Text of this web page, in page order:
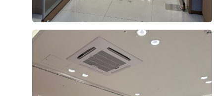
던 찰나에 알아보니 25년부터 시작한 신상 베뉴가 있더라
LED스크린이였어요. 다른 홀들은 빔프로젝트 마냥 스크린
이 작았는데 펠리체홀은 66인치 전면 스크린에 식이 시작
되는 순간 양 옆에 신랑,신부 사진을 내내 크게 띄운채 진행
이 되어 매우 흡족했답니다. 버진로드는 22M에요~ 키가
커서 긴 버진로드를 원했는데 딱이였죠 ㅎㅎ 생화비율이
후기가 도움이 되었나요? 0
계약후기
2026-07-09 37명 읽음 + 블로그